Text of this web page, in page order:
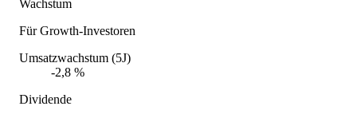
Wachstum
Für Growth-Investoren
Umsatzwachstum (5J)
-2,8 %
Dividende